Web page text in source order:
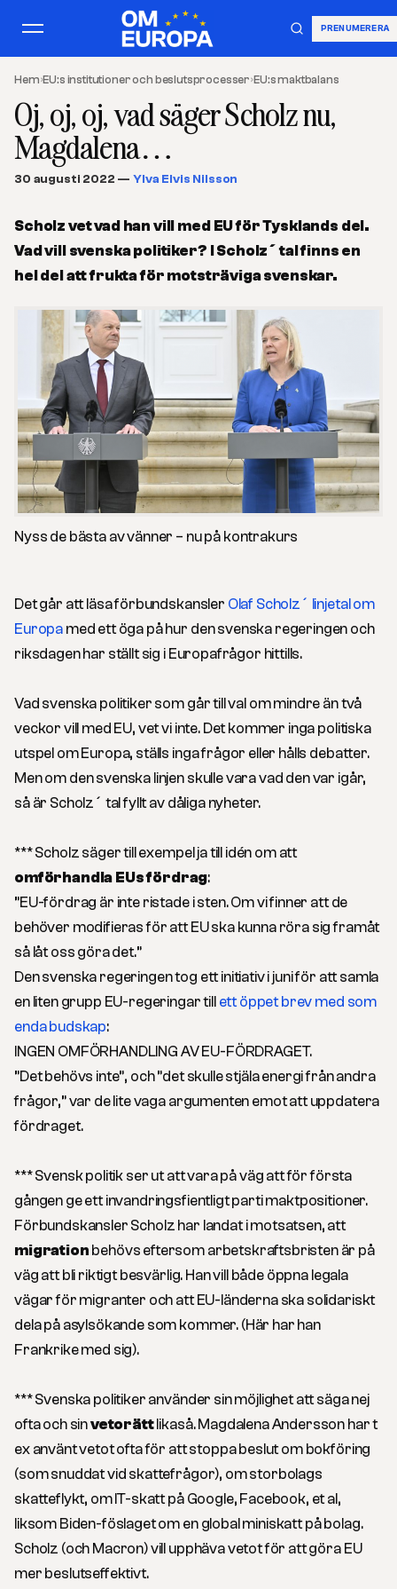
PRENUMERERA
Hem›EU:s institutioner och beslutsprocesser›EU:s maktbalans
Oj, oj, oj, vad säger Scholz nu,
Magdalena…
30 augusti 2022 — Ylva Elvis Nilsson
Scholz vet vad han vill med EU för Tysklands del.
Vad vill svenska politiker? I Scholz´ tal finns en
hel del att frukta för motsträviga svenskar.
Nyss de bästa av vänner – nu på kontrakurs
Det går att läsa förbundskansler Olaf Scholz´ linjetal om
Europa med ett öga på hur den svenska regeringen och
riksdagen har ställt sig i Europafrågor hittills.
Vad svenska politiker som går till val om mindre än två
veckor vill med EU, vet vi inte. Det kommer inga politiska
utspel om Europa, ställs inga frågor eller hålls debatter.
Men om den svenska linjen skulle vara vad den var igår,
så är Scholz´ tal fyllt av dåliga nyheter.
*** Scholz säger till exempel ja till idén om att
omförhandla EUs fördrag:
”EU-fördrag är inte ristade i sten. Om vi finner att de
behöver modifieras för att EU ska kunna röra sig framåt
så låt oss göra det.”
Den svenska regeringen tog ett initiativ i juni för att samla
en liten grupp EU-regeringar till ett öppet brev med som
enda budskap:
INGEN OMFÖRHANDLING AV EU-FÖRDRAGET.
”Det behövs inte”, och ”det skulle stjäla energi från andra
frågor,” var de lite vaga argumenten emot att uppdatera
fördraget.
*** Svensk politik ser ut att vara på väg att för första
gången ge ett invandringsfientligt parti maktpositioner.
Förbundskansler Scholz har landat i motsatsen, att
migration behövs eftersom arbetskraftsbristen är på
väg att bli riktigt besvärlig. Han vill både öppna legala
vägar för migranter och att EU-länderna ska solidariskt
dela på asylsökande som kommer. (Här har han
Frankrike med sig).
*** Svenska politiker använder sin möjlighet att säga nej
ofta och sinvetorätt likaså. Magdalena Andersson har t
ex använt vetot ofta för att stoppa beslut om bokföring
(som snuddat vid skattefrågor), om storbolags
skatteflykt, om IT-skatt på Google, Facebook, et al,
liksom Biden-föslaget om en global miniskatt på bolag.
Scholz (och Macron) vill upphäva vetot för att göra EU
mer beslutseffektivt.